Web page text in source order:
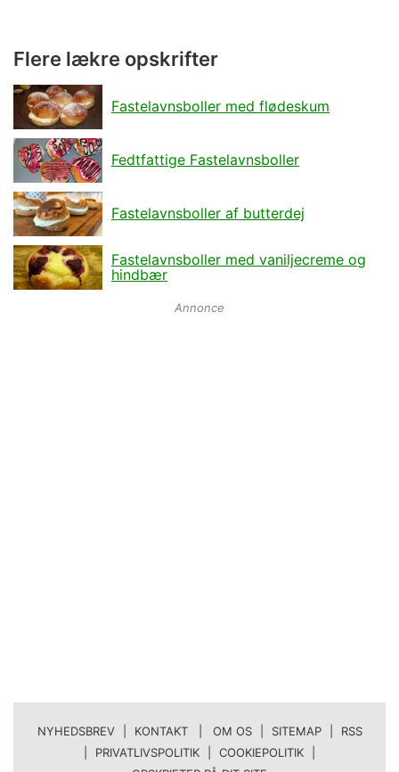
Flere lækre opskrifter
Fastelavnsboller med flødeskum
Fedtfattige Fastelavnsboller
Fastelavnsboller af butterdej
Fastelavnsboller med vaniljecreme og
hindbær
Annonce
NYHEDSBREV KONTAKT | OM OS SITEMAP
RSS
PRIVATLIVSPOLITIK COOKIEPOLITIK